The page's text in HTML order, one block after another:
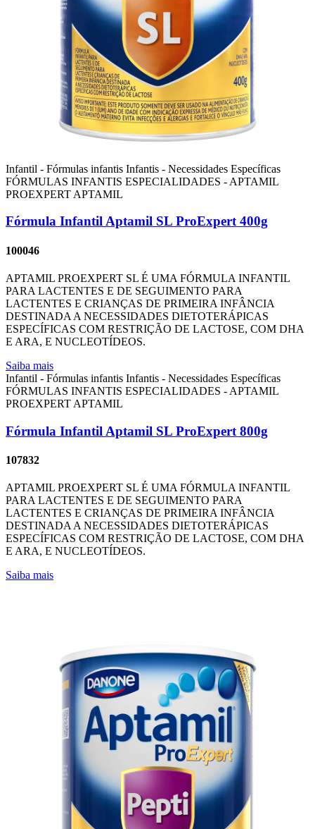
Infantil - Fórmulas infantis Infantis - Necessidades Específicas
FÓRMULAS INFANTIS ESPECIALIDADES - APTAMIL
PROEXPERT APTAMIL
Fórmula Infantil Aptamil SL ProExpert 400g
100046
APTAMIL PROEXPERT SL É UMA FÓRMULA INFANTIL
PARA LACTENTES E DE SEGUIMENTO PARA
LACTENTES E CRIANÇAS DE PRIMEIRA INFÂNCIA
DESTINADA A NECESSIDADES DIETOTERÁPICAS
ESPECÍFICAS COM RESTRIÇÃO DE LACTOSE, COM DHA
E ARA, E NUCLEOTÍDEOS.
Saiba mais
Infantil - Fórmulas infantis Infantis - Necessidades Específicas
FÓRMULAS INFANTIS ESPECIALIDADES - APTAMIL
PROEXPERT APTAMIL
Fórmula Infantil Aptamil SL ProExpert 800g
107832
APTAMIL PROEXPERT SL É UMA FÓRMULA INFANTIL
PARA LACTENTES E DE SEGUIMENTO PARA
LACTENTES E CRIANÇAS DE PRIMEIRA INFÂNCIA
DESTINADA A NECESSIDADES DIETOTERÁPICAS
ESPECÍFICAS COM RESTRIÇÃO DE LACTOSE, COM DHA
E ARA, E NUCLEOTÍDEOS.
Saiba mais